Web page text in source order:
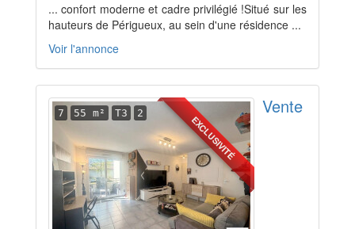
... confort moderne et cadre privilégié !Situé sur les
hauteurs de Périgueux, au sein d'une résidence ...
Voir l'annonce
EXCLUSIVITÉ
7 55 m² T3 2 Vente